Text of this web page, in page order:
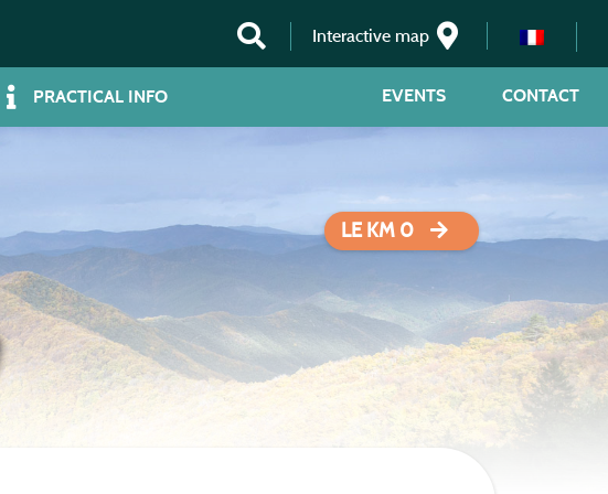
Interactive map
PRACTICAL INFO CONTACT
EVENTS
LE KM 0